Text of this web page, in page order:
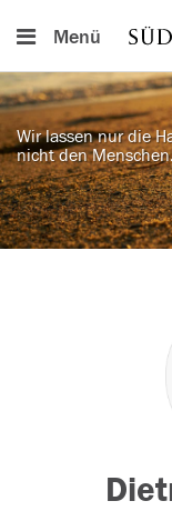
Menü
Wir lassen nur die
nicht den